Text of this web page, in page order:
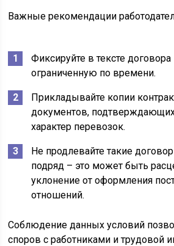
Важные рекомендации
Фиксируйте в тексте
ограниченную по времени.
Прикладывайте копии
документов,
характер перевозок.
Не продлевайте такие
подряд – это может быть
уклонение от оформления
отношений.
Соблюдение данных условий
споров с работниками и трудовой